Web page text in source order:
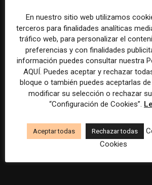
Técnico/a de publicidad en
Mutua Madrileña
REDACCIÓN
En nuestro sitio web utilizamos
terceros para finalidades analíticas
tráfico web, para personalizar el
preferencias y con finalidades
información puedes consultar nuestra
AQUÍ. Puedes aceptar y rechazar
bloque o también puedes aceptarlas
modificar su selección o rechazar
“Configuración de Cookies”.
Aceptar todas Rechazar todas
Cookies